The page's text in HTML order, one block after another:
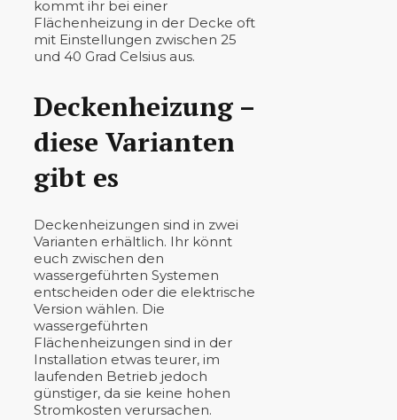
kommt ihr bei einer
Flächenheizung in der Decke oft
mit Einstellungen zwischen 25
und 40 Grad Celsius aus.
Deckenheizung –
diese Varianten
gibt es
Deckenheizungen sind in zwei
Varianten erhältlich. Ihr könnt
euch zwischen den
wassergeführten Systemen
entscheiden oder die elektrische
Version wählen. Die
wassergeführten
Flächenheizungen sind in der
Installation etwas teurer, im
laufenden Betrieb jedoch
günstiger, da sie keine hohen
Stromkosten verursachen.